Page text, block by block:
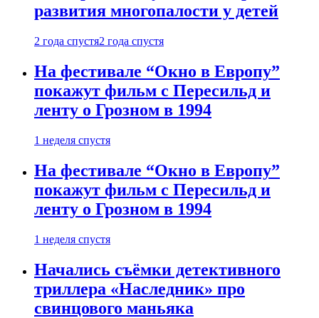
развития многопалости у детей
2 года спустя2 года спустя
На фестивале “Окно в Европу”
покажут фильм с Пересильд и
ленту о Грозном в 1994
1 неделя спустя
На фестивале “Окно в Европу”
покажут фильм с Пересильд и
ленту о Грозном в 1994
1 неделя спустя
Начались съёмки детективного
триллера «Наследник» про
свинцового маньяка